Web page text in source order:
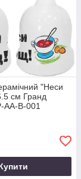
"Неси
см Гранд
AA-B-001